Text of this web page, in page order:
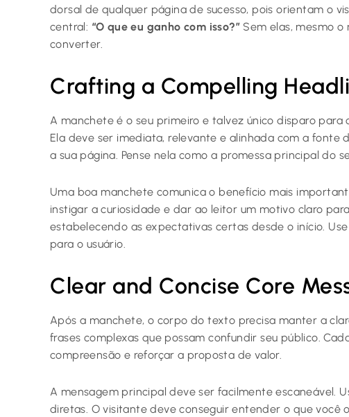
dorsal de qualquer página de sucesso, pois orientam o
central: “O que eu ganho com isso?” Sem elas, mesmo
converter.
Crafting a Compelling
A manchete é o seu primeiro e talvez único disparo
Ela deve ser imediata, relevante e alinhada com a fonte
a sua página. Pense nela como a promessa principal do
Uma boa manchete comunica o benefício mais
instigar a curiosidade e dar ao leitor um motivo claro
estabelecendo as expectativas certas desde o início.
para o usuário.
Clear and Concise Core
Após a manchete, o corpo do texto precisa manter a
frases complexas que possam confundir seu público.
compreensão e reforçar a proposta de valor.
A mensagem principal deve ser facilmente escaneável.
diretas. O visitante deve conseguir entender o que você